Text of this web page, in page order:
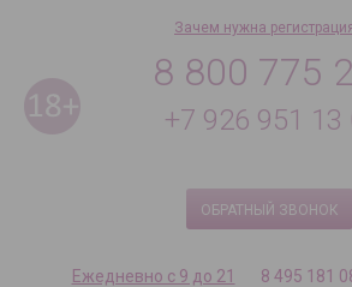
8 800 775
+7 926 951 13
ОБРАТНЫЙ ЗВОНОК
Зачем нужна
Ежедневно с 9 до 21 8 495 181